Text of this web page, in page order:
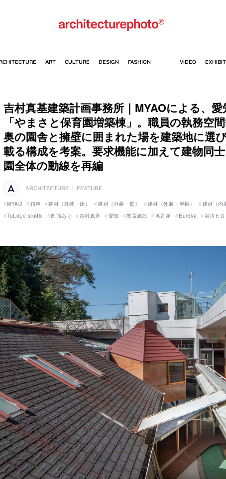
吉村真基建築計画事務所｜MYAOによる、
「やまさと保育園増築棟」。職員の執務空
奥の園舎と擁壁に囲まれた場を建築地に選
載る構成を考案。要求機能に加えて建物同
園全体の動線を再編
ARCHITECTURE FEATURE
MYAO 箱屋 建材（外装・床） 建材（外装・壁） 建材（外装・屋根） 建材（内
ToLoLo studio
図面あり 吉村真基 愛知 教育施設 名古屋 Eureka 谷川ヒ